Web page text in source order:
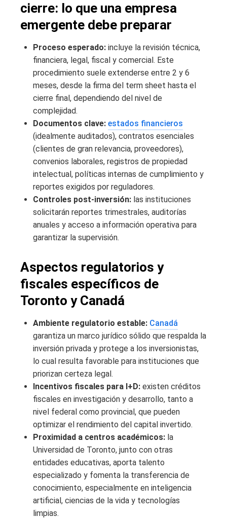
cierre: lo que una empresa
emergente debe preparar
Proceso esperado: incluye la revisión técnica,
financiera, legal, fiscal y comercial. Este
procedimiento suele extenderse entre 2 y 6
meses, desde la firma del term sheet hasta el
cierre final, dependiendo del nivel de
complejidad.
Documentos clave: estados financieros
(idealmente auditados), contratos esenciales
(clientes de gran relevancia, proveedores),
convenios laborales, registros de propiedad
intelectual, políticas internas de cumplimiento y
reportes exigidos por reguladores.
Controles post-inversión: las instituciones
solicitarán reportes trimestrales, auditorías
anuales y acceso a información operativa para
garantizar la supervisión.
Aspectos regulatorios y
fiscales específicos de
Toronto y Canadá
Ambiente regulatorio estable: Canadá
garantiza un marco jurídico sólido que respalda la
inversión privada y protege a los inversionistas,
lo cual resulta favorable para instituciones que
priorizan certeza legal.
Incentivos fiscales para I+D: existen créditos
fiscales en investigación y desarrollo, tanto a
nivel federal como provincial, que pueden
optimizar el rendimiento del capital invertido.
Proximidad a centros académicos: la
Universidad de Toronto, junto con otras
entidades educativas, aporta talento
especializado y fomenta la transferencia de
conocimiento, especialmente en inteligencia
artificial, ciencias de la vida y tecnologías
limpias.